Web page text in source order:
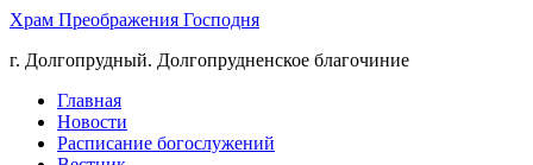
Храм Преображения Господня
г. Долгопрудный. Долгопрудненское благочиние
Главная
Новости
Расписание богослужений